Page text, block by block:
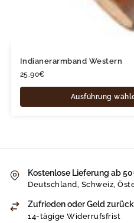
Indianerarmband Western
25,90€
Ausführung
Kostenlose Lieferung ab
Deutschland, Schweiz,
Zufrieden oder Geld zurück
14-tägige Widerrufsfrist